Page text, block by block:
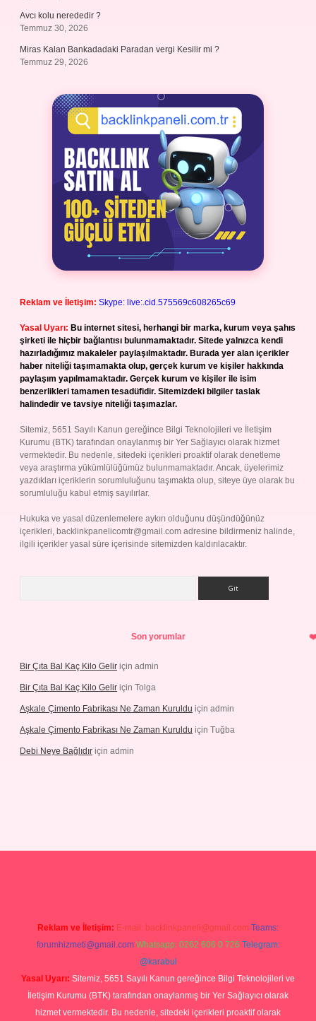
Avcı kolu nerededir ?
Temmuz 30, 2026
Miras Kalan Bankadadaki Paradan vergi Kesilir mi ?
Temmuz 29, 2026
Reklam ve İletişim: Skype: live:.cid.575569c608265c69
Yasal Uyarı: Bu internet sitesi, herhangi bir marka, kurum veya şahıs
şirketi ile hiçbir bağlantısı bulunmamaktadır. Sitede yalnızca kendi
hazırladığımız makaleler paylaşılmaktadır. Burada yer alan içerikler
haber niteliği taşımamakta olup, gerçek kurum ve kişiler hakkında
paylaşım yapılmamaktadır. Gerçek kurum ve kişiler ile isim
benzerlikleri tamamen tesadüfidir. Sitemizdeki bilgiler taslak
halindedir ve tavsiye niteliği taşımazlar.
Sitemiz, 5651 Sayılı Kanun gereğince Bilgi Teknolojileri ve İletişim
Kurumu (BTK) tarafından onaylanmış bir Yer Sağlayıcı olarak hizmet
vermektedir. Bu nedenle, sitedeki içerikleri proaktif olarak denetleme
veya araştırma yükümlülüğümüz bulunmamaktadır. Ancak, üyelerimiz
yazdıkları içeriklerin sorumluluğunu taşımakta olup, siteye üye olarak bu
sorumluluğu kabul etmiş sayılırlar.
Hukuka ve yasal düzenlemelere aykırı olduğunu düşündüğünüz
içerikleri, backlinkpanelicomtr@gmail.com adresine bildirmeniz halinde,
ilgili içerikler yasal süre içerisinde sitemizden kaldırılacaktır.
Son yorumlar
Bir Çıta Bal Kaç Kilo Gelir için admin
Bir Çıta Bal Kaç Kilo Gelir için Tolga
Aşkale Çimento Fabrikası Ne Zaman Kuruldu için admin
Aşkale Çimento Fabrikası Ne Zaman Kuruldu için Tuğba
Debi Neye Bağlıdır için admin
Reklam ve İletişim: E-mail: backlinkpaneli@gmail.com Teams:
forumhizmeti@gmail.com Whatsapp: 0262 606 0 726 Telegram:
@karabul
Yasal Uyarı: Sitemiz, 5651 Sayılı Kanun gereğince Bilgi Teknolojileri ve
İletişim Kurumu (BTK) tarafından onaylanmış bir Yer Sağlayıcı olarak
hizmet vermektedir. Bu nedenle, sitedeki içerikleri proaktif olarak